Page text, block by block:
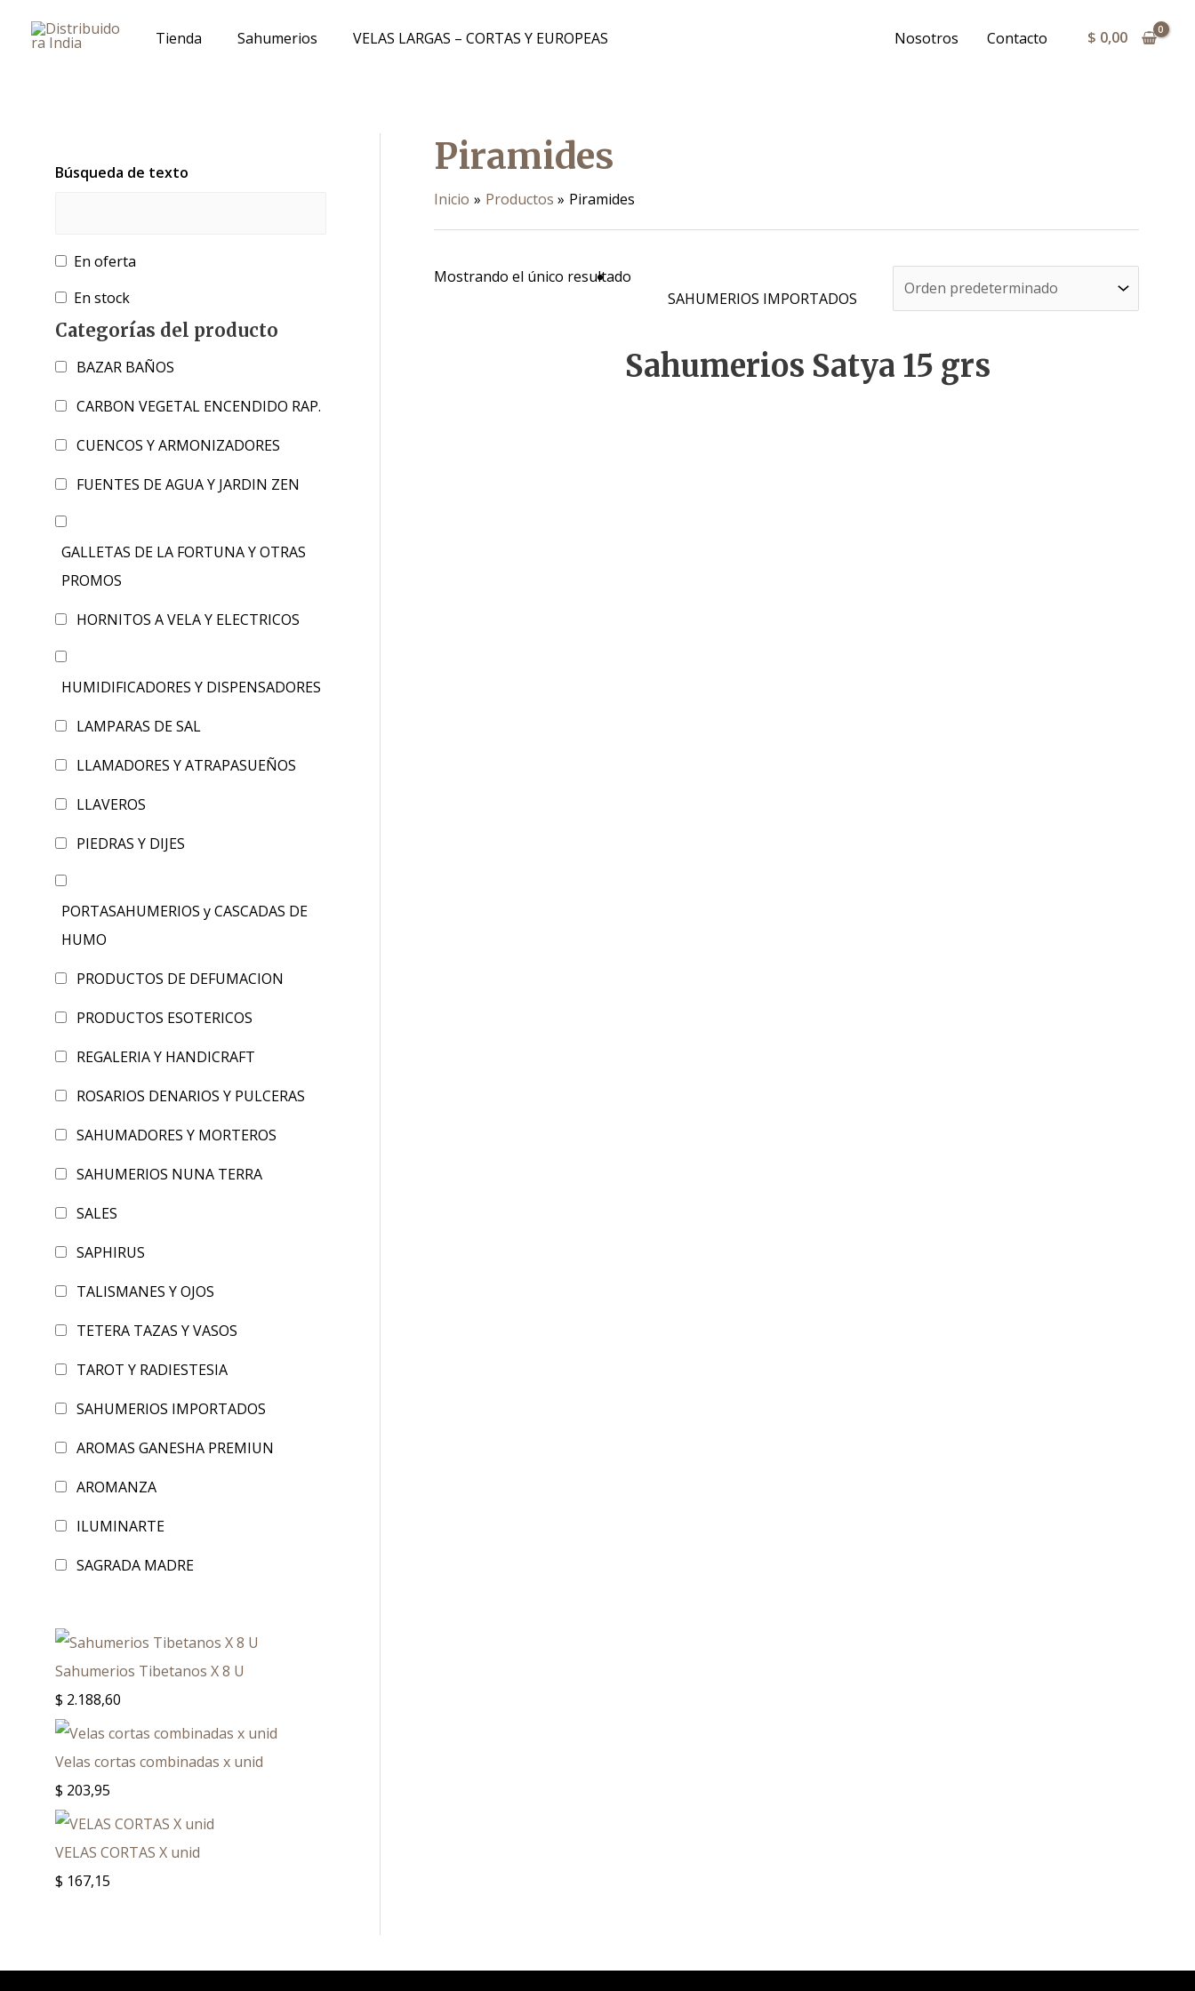
contenido
Tienda Sahumerios VELAS LARGAS – CORTAS Y EUROPEAS Nosotros Contacto $ 0,00
Búsqueda de texto
En oferta
En stock
Categorías del producto
BAZAR BAÑOS
CARBON VEGETAL ENCENDIDO RAP.
CUENCOS Y ARMONIZADORES
FUENTES DE AGUA Y JARDIN ZEN
GALLETAS DE LA FORTUNA Y OTRAS
PROMOS
HORNITOS A VELA Y ELECTRICOS
HUMIDIFICADORES Y DISPENSADORES
LAMPARAS DE SAL
LLAMADORES Y ATRAPASUEÑOS
LLAVEROS
PIEDRAS Y DIJES
PORTASAHUMERIOS y CASCADAS DE
HUMO
PRODUCTOS DE DEFUMACION
PRODUCTOS ESOTERICOS
REGALERIA Y HANDICRAFT
ROSARIOS DENARIOS Y PULCERAS
SAHUMADORES Y MORTEROS
SAHUMERIOS NUNA TERRA
SALES
SAPHIRUS
TALISMANES Y OJOS
TETERA TAZAS Y VASOS
TAROT Y RADIESTESIA
SAHUMERIOS IMPORTADOS
AROMAS GANESHA PREMIUN
AROMANZA
ILUMINARTE
SAGRADA MADRE
Sahumerios Tibetanos X 8 U
$ 2.188,60
Velas cortas combinadas x unid
$ 203,95
VELAS CORTAS X unid
$ 167,15
Piramides
Inicio Productos Piramides
Mostrando el único resultado
SAHUMERIOS IMPORTADOS
Sahumerios Satya 15 grs